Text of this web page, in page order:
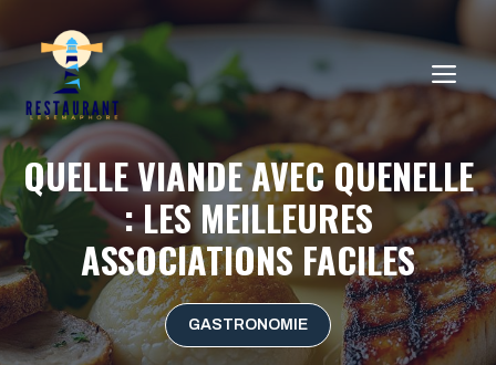
contenu
QUELLE VIANDE AVEC QUENELLE
: LES MEILLEURES
ASSOCIATIONS FACILES
GASTRONOMIE